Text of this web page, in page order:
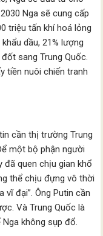
Nga sẽ cung cấp
triệu tấn khí hoá lỏng
dầu, 21% lượng
sang Trung Quốc.
tiền nuôi chiến tranh
cần thị trường Trung
một bộ phận người
đã quen chịu gian khổ
thể chịu đựng vô thời
vĩ đại”. Ông Putin cần
Và Trung Quốc là
không sụp đổ.